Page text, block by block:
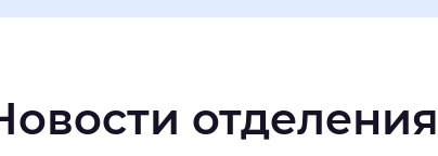
Без засечек С засечками
отделения